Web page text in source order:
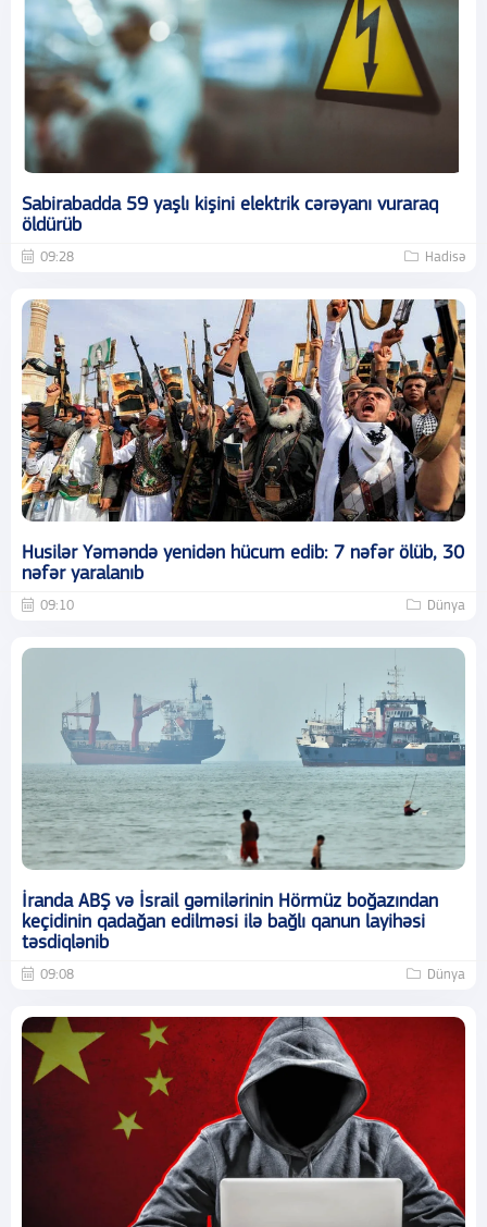
Sabirabadda 59 yaşlı kişini elektrik cərəyanı vuraraq
öldürüb
09:28 Hadisə
Husilər Yəməndə yenidən hücum edib: 7 nəfər ölüb, 30
nəfər yaralanıb
09:10 Dünya
İranda ABŞ və İsrail gəmilərinin Hörmüz boğazından
keçidinin qadağan edilməsi ilə bağlı qanun layihəsi
təsdiqlənib
09:08 Dünya